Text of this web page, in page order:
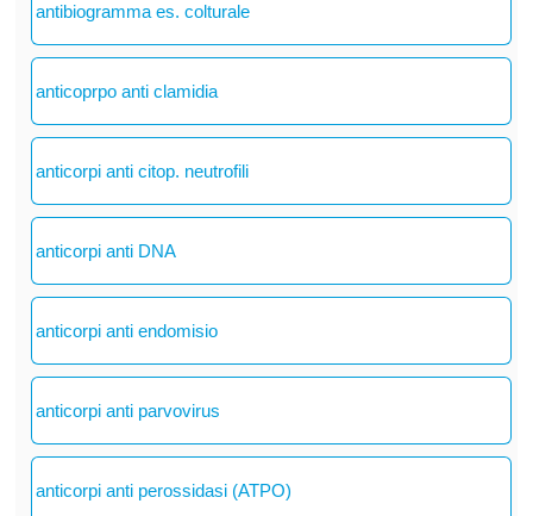
antibiogramma es. colturale
anticoprpo anti clamidia
anticorpi anti citop. neutrofili
anticorpi anti DNA
anticorpi anti endomisio
anticorpi anti parvovirus
anticorpi anti perossidasi (ATPO)